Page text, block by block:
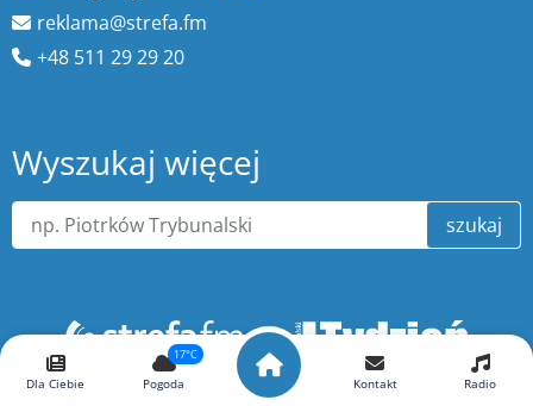
reklama@strefa.fm
+48 511 29 29 20
Wyszukaj więcej
szukaj
Dla Ciebie
17°C
Pogoda Kontakt Radio